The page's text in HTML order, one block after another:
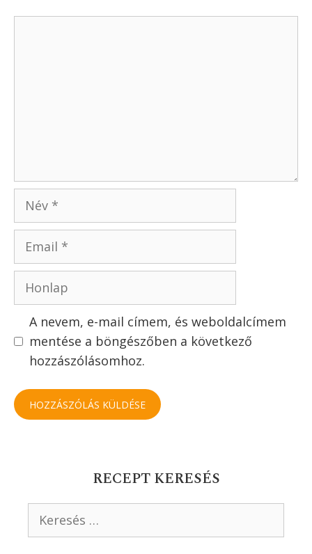
Név
Email
Honlap
A nevem, e-mail címem, és weboldalcímem
mentése a böngészőben a következő
hozzászólásomhoz.
RECEPT KERESÉS